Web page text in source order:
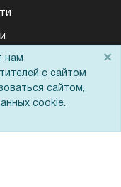
нам
с сайтом
сайтом,
cookie.
×